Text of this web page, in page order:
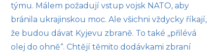
týmu. Málem požadují vstup vojsk NATO, aby
bránila ukrajinskou moc. Ale všichni vždycky říkají,
že budou dávat Kyjevu zbraně. To také „přilévá
olej do ohně“. Chtějí těmito dodávkami zbraní